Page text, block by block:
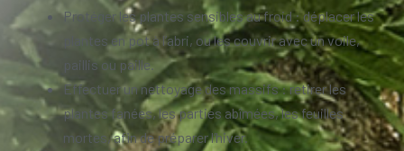
Protéger les plantes sensibles au froid : déplacer les
plantes en pot à l’abri, ou les couvrir avec un voile,
paillis ou paille.
Effectuer un nettoyage des massifs : retirer les
plantes fanées, les parties abîmées, les feuilles
mortes, afin de préparer l’hiver.